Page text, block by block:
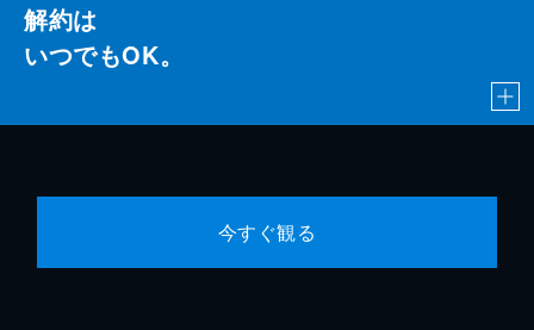
解約は
いつでもOK。
今すぐ観る